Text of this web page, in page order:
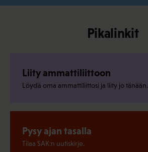
Pikalinkit
Liity ammattiliittoon
Löydä oma ammattiliittosi ja liity jo tänään.
Pysy ajan tasalla
Tilaa SAK:n uutiskirje.